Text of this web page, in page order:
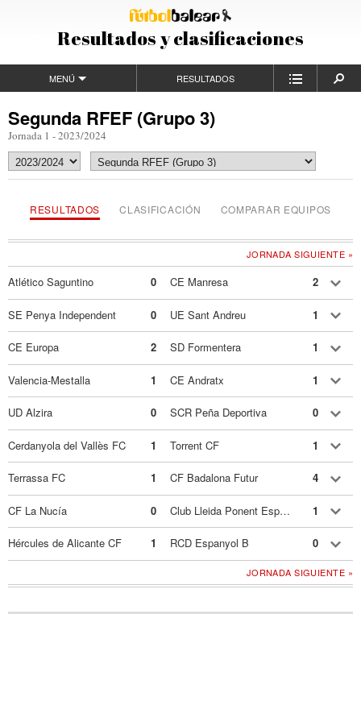
Resultados y clasificaciones
MENÚ RESULTADOS
Segunda RFEF (Grupo 3)
Jornada 1 - 2023/2024
RESULTADOS CLASIFICACIÓN COMPARAR EQUIPOS
JORNADA SIGUIENTE »
Atlético Saguntino 0 CE Manresa 2
SE Penya Independent 0 UE Sant Andreu 1
CE Europa 2 SD Formentera 1
Valencia-Mestalla 1 CE Andratx 1
UD Alzira 0 SCR Peña Deportiva 0
Cerdanyola del Vallès FC 1 Torrent CF 1
Terrassa FC 1 CF Badalona Futur 4
CF La Nucía 0 Club Lleida Ponent Esportiu 1
Hércules de Alicante CF 1 RCD Espanyol B 0
JORNADA SIGUIENTE »